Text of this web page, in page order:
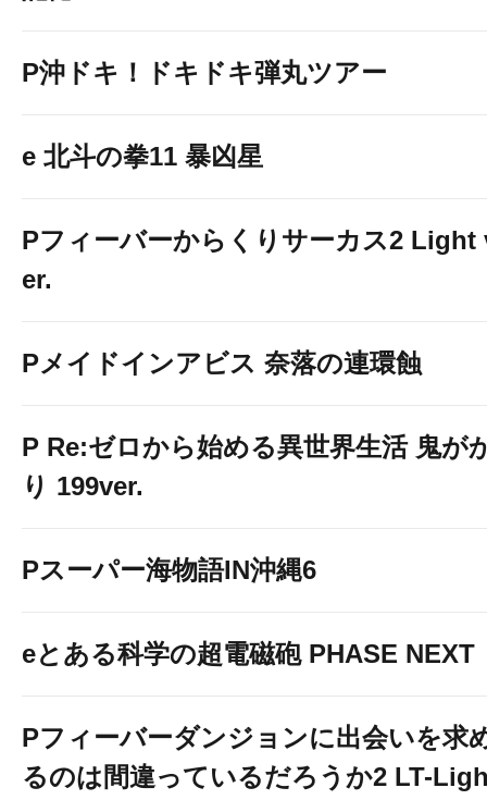
P沖ドキ！ドキドキ弾丸ツアー
e 北斗の拳11 暴凶星
Pフィーバーからくりサーカス2 Light
er.
Pメイドインアビス 奈落の連環蝕
P Re:ゼロから始める異世界生活 鬼が
り 199ver.
Pスーパー海物語IN沖縄6
eとある科学の超電磁砲 PHASE NEXT
Pフィーバーダンジョンに出会いを求
るのは間違っているだろうか2 LT-